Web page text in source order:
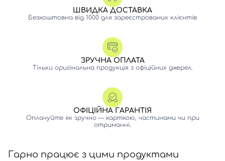
ШВИДКА ДОСТАВКА
Безкоштовна від 1000 для зареєстрованих клієнтів
ЗРУЧНА ОПЛАТА
Тільки оригінальна продукція з офіційних джерел.
ОФІЦІЙНА ГАРАНТІЯ
Оплачуйте як зручно — карткою, частинами чи при
отриманні.
Гарно працює з цими продуктами